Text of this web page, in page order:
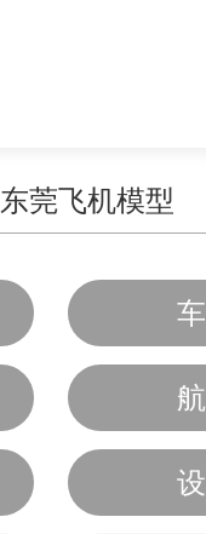
东莞飞机模型